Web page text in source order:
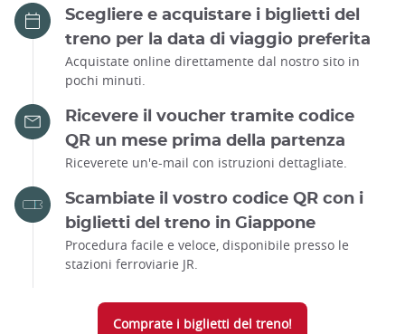
Scegliere e acquistare i biglietti del
treno per la data di viaggio preferita
Acquistate online direttamente dal nostro sito in
pochi minuti.
Ricevere il voucher tramite codice
QR un mese prima della partenza
Riceverete un'e-mail con istruzioni dettagliate.
Scambiate il vostro codice QR con i
biglietti del treno in Giappone
Procedura facile e veloce, disponibile presso le
stazioni ferroviarie JR.
Comprate i biglietti del treno!